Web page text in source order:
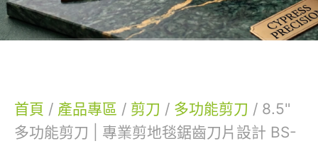
首頁 / 產品專區 / 剪刀 / 多功能剪刀 / 8.5"
多功能剪刀 | 專業剪地毯鋸齒刀片設計 BS-